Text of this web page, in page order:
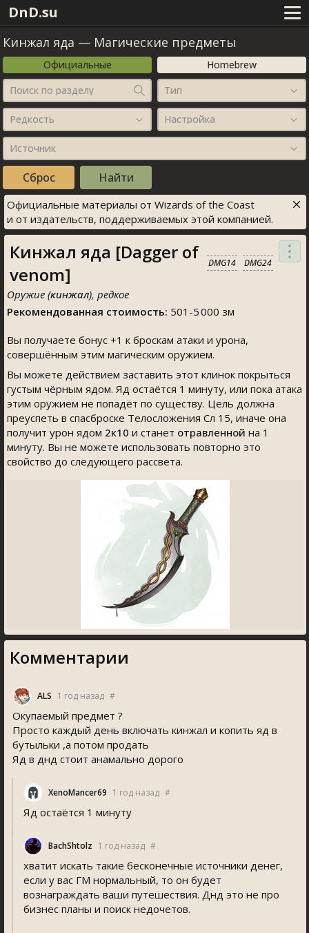
DnD.su
Кинжал яда — Магические предметы
Официальные
Homebrew
Поиск по разделу
Тип
Редкость Настройка
Источник
Официальные материалы от Wizards of the Coast
и от издательств, поддерживаемых этой компанией.
Кинжал яда [Dagger of
venom]
DMG14 DMG24
Оружие (кинжал), редкое
Рекомендованная стоимость: 501-5 000 зм
Вы получаете бонус +1 к броскам атаки и урона,
совершённым этим магическим оружием.
Вы можете действием заставить этот клинок покрыться
густым чёрным ядом. Яд остаётся 1 минуту, или пока атака
этим оружием не попадёт по существу. Цель должна
преуспеть в спасброске Телосложения Сл 15, иначе она
получит урон ядом 2к10 и станет отравленной на 1
минуту. Вы не можете использовать повторно это
свойство до следующего рассвета.
Комментарии
ALS 1 год назад #
Окупаемый предмет ?
Просто каждый день включать кинжал и копить яд в
бутыльки ,а потом продать
Яд в днд стоит анамально дорого
XenoMancer69 1 год назад #
Яд остаётся 1 минуту
BachShtolz 1 год назад #
хватит искать такие бесконечные источники денег,
если у вас ГМ нормальный, то он будет
вознаграждать ваши путешествия. Днд это не про
бизнес планы и поиск недочетов.